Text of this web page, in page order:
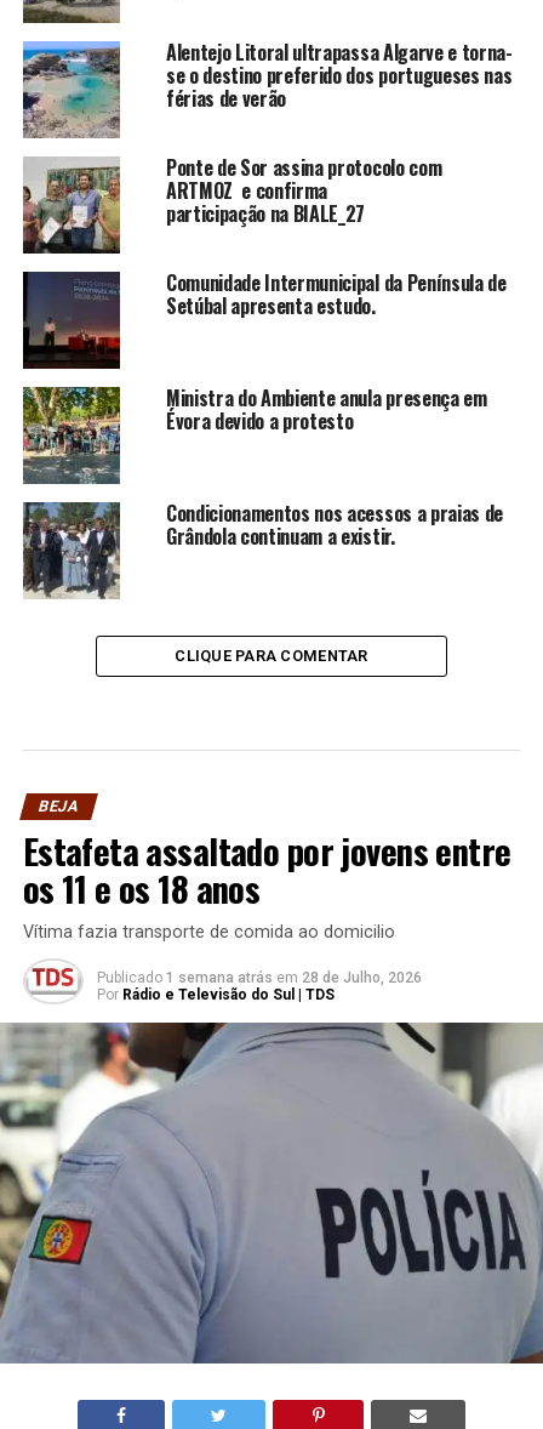
Alentejo Litoral ultrapassa Algarve e torna-
se o destino preferido dos portugueses nas
férias de verão
Ponte de Sor assina protocolo com
ARTMOZ e confirma
participação na BIALE_27
Comunidade Intermunicipal da Península de
Setúbal apresenta estudo.
Ministra do Ambiente anula presença em
Évora devido a protesto
Condicionamentos nos acessos a praias de
Grândola continuam a existir.
CLIQUE PARA COMENTAR
BEJA
Estafeta assaltado por jovens entre
os 11 e os 18 anos
Vítima fazia transporte de comida ao domicilio
Publicado 1 semana atrás em 28 de Julho, 2026
Por Rádio e Televisão do Sul | TDS